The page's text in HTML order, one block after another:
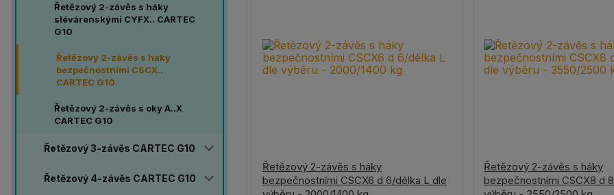
Řetězový 2-závěs s háky
slévárenskými CYFX.. CARTEC
G10
Řetězový 2-závěs s háky
bezpečnostními CSCX..
CARTEC G10
Řetězový 2-závěs s oky A..X
CARTEC G10
Řetězový 3-závěs CARTEC G10
Řetězový 4-závěs CARTEC G10
Řetězový 2-závěs s háky
bezpečnostními CSCX6 d 6/délka L dle
Řetězový 2-závěs s háky
bezpečnostními CSCX8 d